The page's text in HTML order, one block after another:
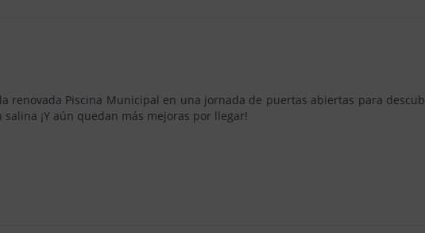
renovada Piscina Municipal en una jornada de puertas abiertas para
¡Y aún quedan más mejoras por llegar!